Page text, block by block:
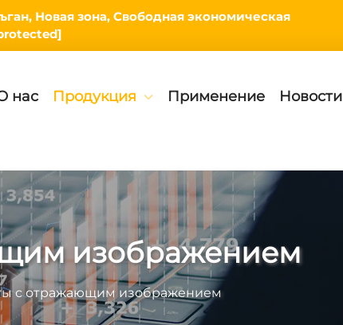
Новая зона, Свободная экономическая
нас Продукция Применение Новости
изображением
с отражающим изображением